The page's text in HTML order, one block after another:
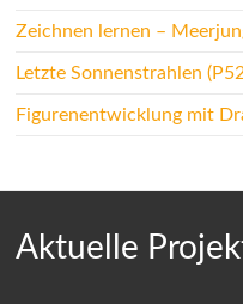
Zeichnen lernen –
Letzte Sonnenstrahlen
Figurenentwicklung mit
Aktuelle